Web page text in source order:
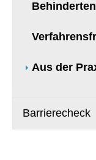
Aus der
Barrierecheck